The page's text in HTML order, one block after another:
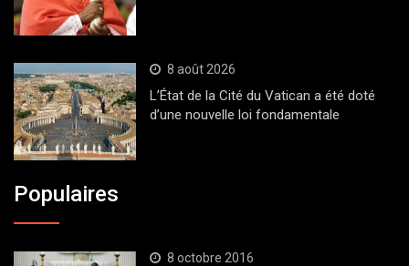
8 août 2026
L’État de la Cité du Vatican a été doté
d’une nouvelle loi fondamentale
Populaires
8 octobre 2016